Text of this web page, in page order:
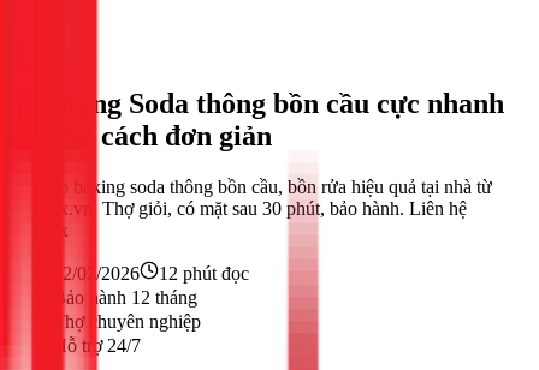
Baking Soda thông bồn cầu cực nhanh
với 3 cách đơn giản
Mẹo baking soda thông bồn cầu, bồn rửa hiệu quả tại nhà từ
1Fix.vn. Thợ giỏi, có mặt sau 30 phút, bảo hành. Liên hệ
1Fix
22/02/2026 12 phút đọc
Bảo hành 12 tháng
Thợ chuyên nghiệp
Hỗ trợ 24/7